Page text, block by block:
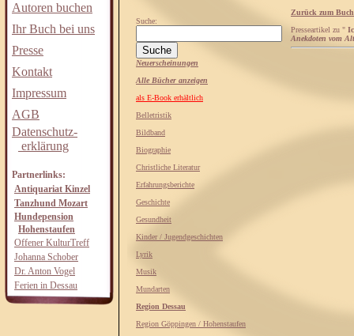
Autoren buchen
Ihr Buch bei uns
Presse
Kontakt
Impressum
AGB
Datenschutz-
erklärung
Partnerlinks:
Antiquariat Kinzel
Tanzhund Mozart
Hundepension
Hohenstaufen
Offener KulturTreff
Johanna Schober
Dr. Anton Vogel
Ferien in Dessau
Suche:
Neuerscheinungen
Alle Bücher anzeigen
als E-Book erhältlich
Belletristik
Bildband
Biographie
Christliche Literatur
Erfahrungsberichte
Geschichte
Gesundheit
Kinder / Jugendgeschichten
Lyrik
Musik
Mundarten
Region Dessau
Region Göppingen / Hohenstaufen
Zurück zum Buch
Presseartikel zu "
Anekdoten vom